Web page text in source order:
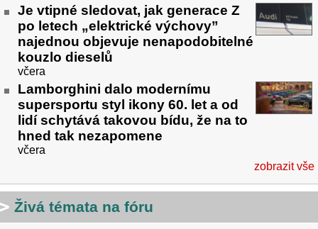
Je vtipné sledovat, jak generace Z
po letech „elektrické výchovy”
najednou objevuje nenapodobitelné
kouzlo dieselů
včera
Lamborghini dalo modernímu
supersportu styl ikony 60. let a od
lidí schytává takovou bídu, že na to
hned tak nezapomene
včera
zobrazit vše
Živá témata na fóru